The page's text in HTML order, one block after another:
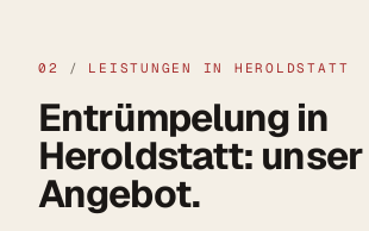
02 / LEISTUNGEN IN HEROLDSTATT
Entrümpelung in
Heroldstatt: unser
Angebot.